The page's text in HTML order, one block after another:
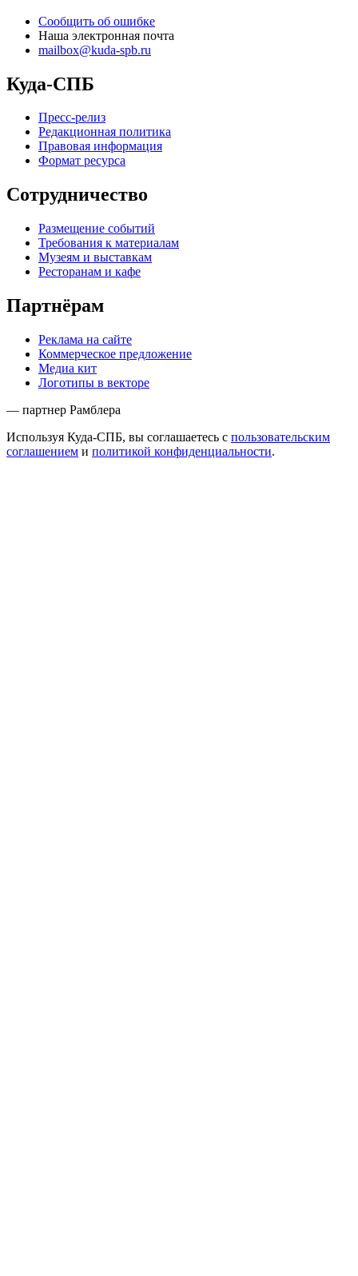
Сообщить об ошибке
Наша электронная почта
mailbox@kuda-spb.ru
Куда-СПБ
Пресс-релиз
Редакционная политика
Правовая информация
Формат ресурса
Сотрудничество
Размещение событий
Требования к материалам
Музеям и выставкам
Ресторанам и кафе
Партнёрам
Реклама на сайте
Коммерческое предложение
Медиа кит
Логотипы в векторе
— партнер Рамблера
Используя Куда-СПБ, вы соглашаетесь с пользовательским
соглашением и политикой конфиденциальности.